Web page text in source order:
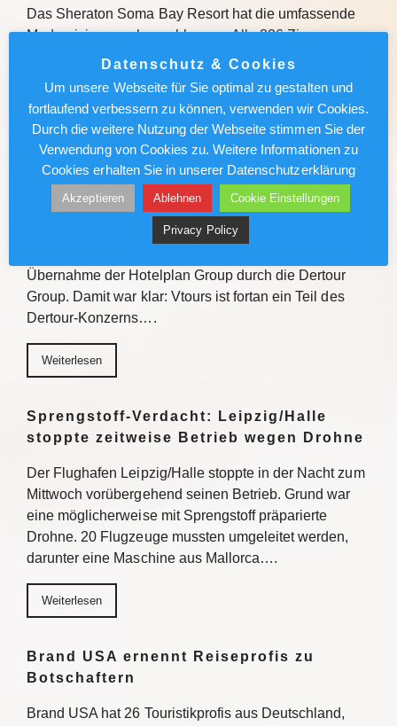
Das Sheraton Soma Bay Resort hat die umfassende
Modernisierung abgeschlossen. Alle 326 Zimmer
sowie Lobby und Restaurants des Fünf-Sterne-
Sheraton Soma Bay Resort hat…
Weiterlesen
Vtours: IT-Wechsel kommt voran
Vor gut einem Jahr erteilten die Schweizer
Übernahme der Hotelplan Group durch die Dertour
Group. Damit war klar: Vtours ist fortan ein Teil des
Dertour-Konzerns….
Weiterlesen
Sprengstoff-Verdacht: Leipzig/Halle
stoppte zeitweise Betrieb wegen Drohne
Der Flughafen Leipzig/Halle stoppte in der Nacht zum
Mittwoch vorübergehend seinen Betrieb. Grund war
eine möglicherweise mit Sprengstoff präparierte
Drohne. 20 Flugzeuge mussten umgeleitet werden,
darunter eine Maschine aus Mallorca….
Weiterlesen
Brand USA ernennt Reiseprofis zu
Botschaftern
Brand USA hat 26 Touristikprofis aus Deutschland,
Datenschutz & Cookies
Um unsere Webseite für Sie optimal zu gestalten und
fortlaufend verbessern zu können, verwenden wir Cookies.
Durch die weitere Nutzung der Webseite stimmen Sie der
Verwendung von Cookies zu. Weitere Informationen zu
Cookies erhalten Sie in unserer Datenschutzerklärung
Akzeptieren Ablehnen Cookie Einstellungen
Privacy Policy